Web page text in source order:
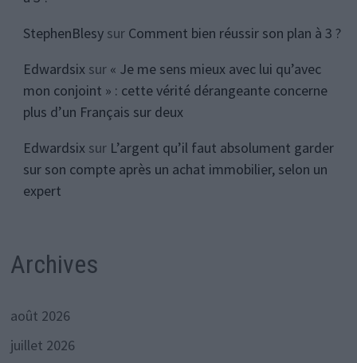
StephenBlesysur Comment bien réussir son plan à 3 ?
Edwardsixsur « Je me sens mieux avec lui qu’avec
mon conjoint » : cette vérité dérangeante concerne
plus d’un Français sur deux
Edwardsixsur L’argent qu’il faut absolument garder
sur son compte après un achat immobilier, selon un
expert
Archives
août 2026
juillet 2026